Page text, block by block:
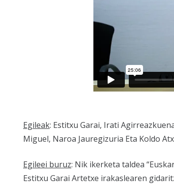
Egileak: Estitxu Garai, Irati
Miguel, Naroa Jauregizuria Eta Koldo
Egileei buruz: Nik ikerketa taldea
Estitxu Garai Artetxe irakaslearen